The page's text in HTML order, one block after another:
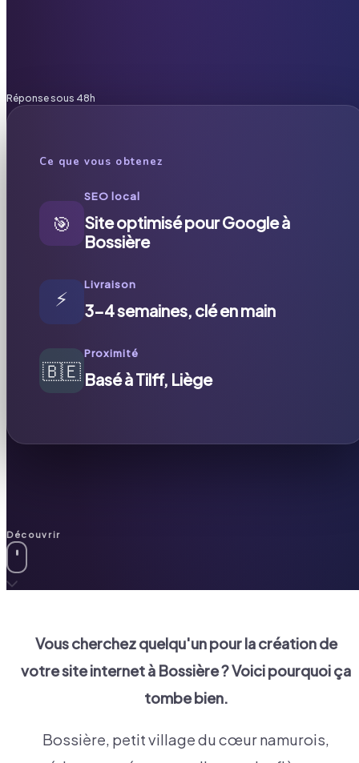
Réponse sous 48h
Ce que vous obtenez
🎯
SEO local
Site optimisé pour Google à
Bossière
⚡
Livraison
3-4 semaines, clé en main
🇧🇪
Proximité
Basé à Tilff, Liège
Découvrir
Vous cherchez quelqu'un pour la création de
votre site internet à Bossière? Voici pourquoi ça
tombe bien.
Bossière, petit village du cœur namurois,